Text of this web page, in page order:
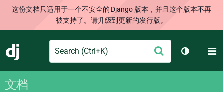
这份文档只适用于一个不安全的 Django 版本，并且这个版本不再
被支持了。请升级到更新的发行版。
Django
Search
交
切换主题
文档